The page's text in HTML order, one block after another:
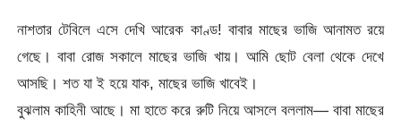
নাশতার টেবিলে এসে দেখি আরেক কাণ্ড! বাবার মাছের ভাজি আনামত রয়ে
গেছে। বাবা রোজ সকালে মাছের ভাজি খায়। আমি ছোট বেলা থেকে দেখে
আসছি। শত যা ই হয়ে যাক, মাছের ভাজি খাবেই।
বুঝলাম কাহিনী আছে। মা হাতে করে রুটি নিয়ে আসলে বললাম— বাবা মাছের